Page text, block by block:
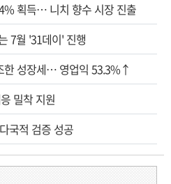
획득… 니치 향수 시장 진출
7월 '31데이' 진행
한 성장세… 영업익 53.3%↑
밀착 지원
국적 검증 성공